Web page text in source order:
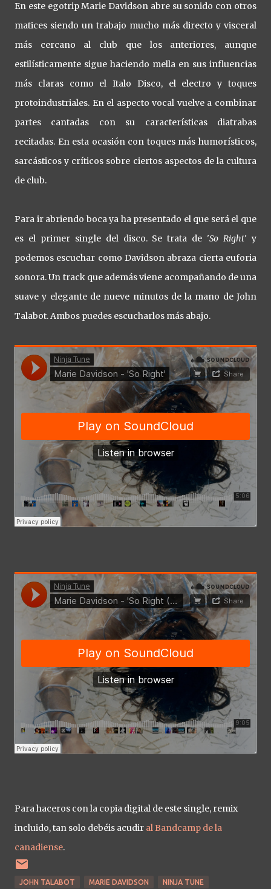
En este egotrip Marie Davidson abre su sonido con otros
matices siendo un trabajo mucho más directo y visceral
más cercano al club que los anteriores, aunque
estilísticamente sigue haciendo mella en sus influencias
más claras como el Italo Disco, el electro y toques
protoindustriales. En el aspecto vocal vuelve a combinar
partes cantadas con su características diatrabas
recitadas. En esta ocasión con toques más humorísticos,
sarcásticos y críticos sobre ciertos aspectos de la cultura
de club.
Para ir abriendo boca ya ha presentado el que será el que
es el primer single del disco. Se trata de 'So Right' y
podemos escuchar como Davidson abraza cierta euforia
sonora. Un track que además viene acompañando de una
suave y elegante de nueve minutos de la mano de John
Talabot. Ambos puedes escucharlos más abajo.
Para haceros con la copia digital de este single, remix
incluido, tan solo debéis acudir al Bandcamp de la
canadiense.
JOHN TALABOT MARIE DAVIDSON NINJA TUNE